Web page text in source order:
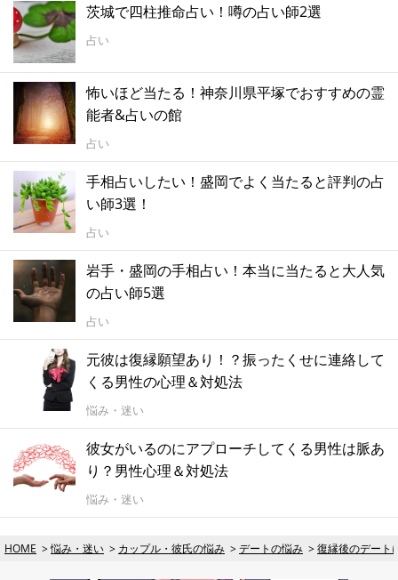
茨城で四柱推命占い！噂の占い師2選
占い
怖いほど当たる！神奈川県平塚でおすすめの霊
能者&占いの館
占い
手相占いしたい！盛岡でよく当たると評判の占
い師3選！
占い
岩手・盛岡の手相占い！本当に当たると大人気
の占い師5選
占い
元彼は復縁願望あり！？振ったくせに連絡して
くる男性の心理＆対処法
悩み・迷い
彼女がいるのにアプローチしてくる男性は脈あ
り？男性心理＆対処法
悩み・迷い
HOME 悩み・迷い カップル・彼氏の悩み デートの悩み 復縁後のデート